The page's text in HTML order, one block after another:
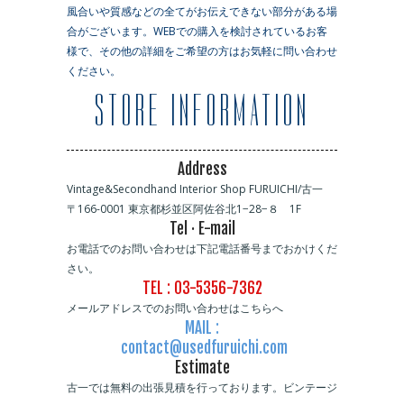
風合いや質感などの全てがお伝えできない部分がある場
合がございます。WEBでの購入を検討されているお客
様で、その他の詳細をご希望の方はお気軽に問い合わせ
ください。
STORE INFORMATION
Address
Vintage&Secondhand Interior Shop FURUICHI/古一
〒166-0001 東京都杉並区阿佐谷北1−28−８ 1F
Tel · E-mail
お電話でのお問い合わせは下記電話番号までおかけくだ
さい。
TEL : 03-5356-7362
メールアドレスでのお問い合わせはこちらへ
MAIL :
contact@usedfuruichi.com
Estimate
古一では無料の出張見積を行っております。ビンテージ